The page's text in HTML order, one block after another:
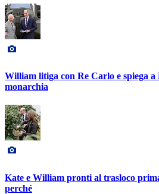
William litiga con Re Carlo e spiega
monarchia
Kate e William pronti al trasloco
perché